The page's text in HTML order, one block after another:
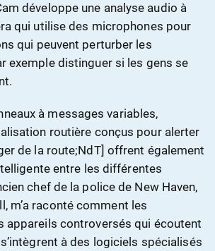
développe une analyse audio à
qui utilise des microphones pour
qui peuvent perturber les
exemple distinguer si les gens se
à messages variables,
routière conçus pour alerter
de la route;NdT] offrent également
entre les différentes
chef de la police de New Haven,
m’a raconté comment les
appareils controversés qui écoutent
à des logiciels spécialisés